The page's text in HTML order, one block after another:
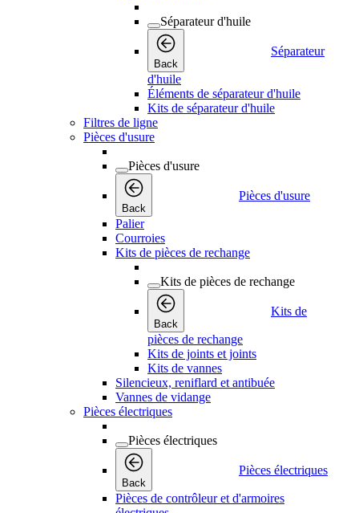
Séparateur d'huile
Back
Séparateur
d'huile
Éléments de séparateur d'huile
Kits de séparateur d'huile
Filtres de ligne
Pièces d'usure
Pièces d'usure
Back
Pièces d'usure
Palier
Courroies
Kits de pièces de rechange
Kits de pièces de rechange
Back
Kits de
pièces de rechange
Kits de joints et joints
Kits de vannes
Silencieux, reniflard et antibuée
Vannes de vidange
Pièces électriques
Pièces électriques
Back
Pièces électriques
Pièces de contrôleur et d'armoires